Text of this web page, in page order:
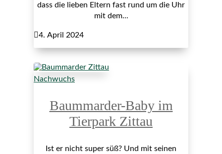
dass die lieben Eltern fast rund um die Uhr
mit dem...
4. April 2024
Nachwuchs
Baummarder-Baby im
Tierpark Zittau
Ist er nicht super süß? Und mit seinen